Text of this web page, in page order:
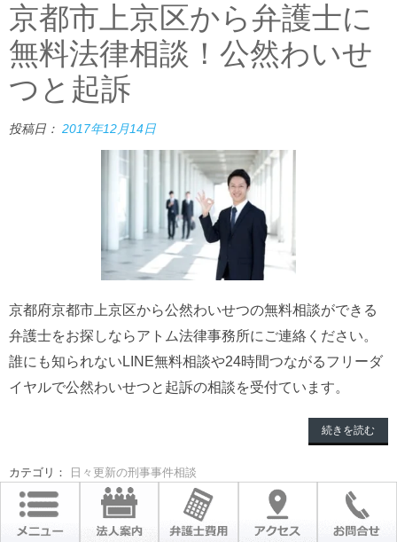
京都市上京区から弁護士に
無料法律相談！公然わいせ
つと起訴
投稿日： 2017年12月14日
京都府京都市上京区から公然わいせつの無料相談ができる
弁護士をお探しならアトム法律事務所にご連絡ください。
誰にも知られないLINE無料相談や24時間つながるフリーダ
イヤルで公然わいせつと起訴の相談を受付ています。
続きを読む
カテゴリ： 日々更新の刑事事件相談